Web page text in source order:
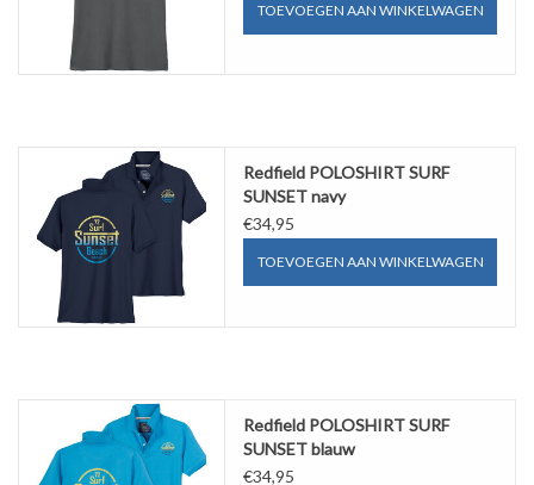
TOEVOEGEN AAN WINKELWAGEN
Redfield POLOSHIRT SURF
SUNSET navy
€34,95
TOEVOEGEN AAN WINKELWAGEN
Redfield POLOSHIRT SURF
SUNSET blauw
€34,95